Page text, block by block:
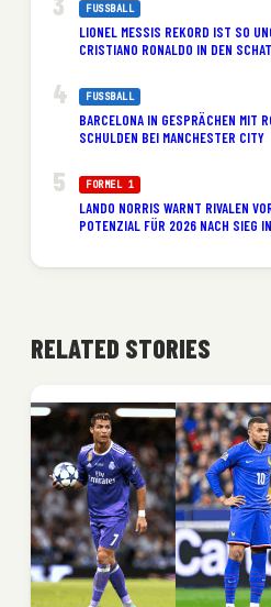
FUSSBALL
LIONEL MESSIS REKORD IST SO
CRISTIANO RONALDO IN DEN
FUSSBALL
BARCELONA IN GESPRÄCHEN MIT
SCHULDEN BEI MANCHESTER CITY
FORMEL 1
LANDO NORRIS WARNT RIVALEN
POTENZIAL FÜR 2026 NACH SIEG
RELATED STORIES